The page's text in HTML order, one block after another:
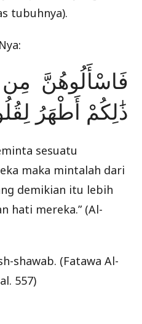
tubuhnya).
فَاسْأَلُوهُنَّ
ذَٰلِكُمْ أَطْهَرُ
sesuatu
maka mintalah dari
demikian itu lebih
hati mereka.” (Al-
shawab. (Fatawa Al-
557)